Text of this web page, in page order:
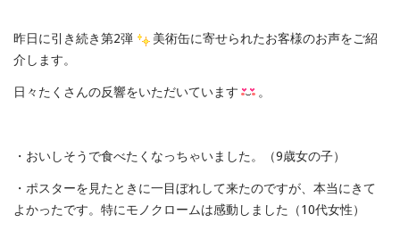
昨日に引き続き第2弾
美術缶に寄せられたお客様のお声をご紹
介します。
日々たくさんの反響をいただいています 。
・おいしそうで食べたくなっちゃいました。（9歳女の子）
・ポスターを見たときに一目ぼれして来たのですが、本当にきて
よかったです。特にモノクロームは感動しました（10代女性）